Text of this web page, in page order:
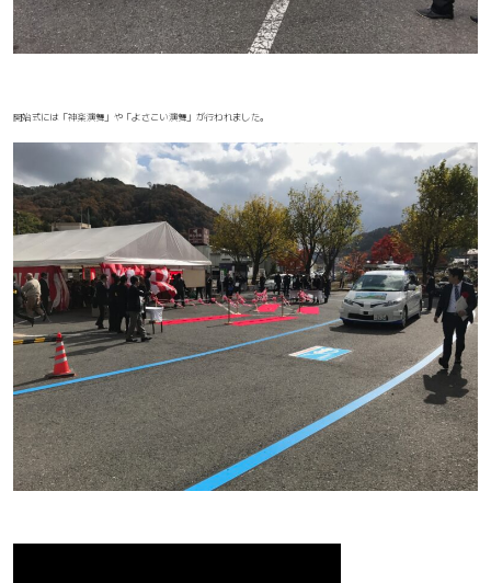
開始式には「神楽演舞」や「よさこい演舞」が行われました。